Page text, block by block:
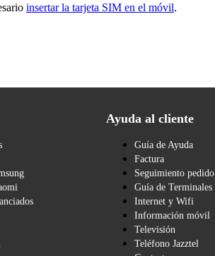
insertar la tarjeta SIM en el móvil.
Ayuda al cliente
Guía de Ayuda
Factura
Seguimiento pedido
Guía de Terminales
Internet y Wifi
Información móvil
Televisión
Teléfono Jazztel